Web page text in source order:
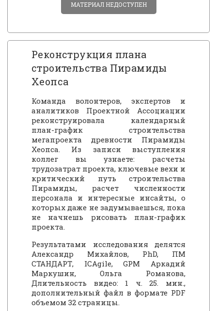
МАТЕРИАЛ НЕДОСТУПЕН
Реконструкция плана
строительства Пирамиды
Хеопса
Команда волонтеров, экспертов и
аналитиков Проектной Ассоциации
реконструировала календарный
план-график строительства
мегапроекта древности Пирамиды
Хеопса. Из записи выступления
коллег вы узнаете: расчеты
трудозатрат проекта, ключевые вехи и
критический путь строительства
Пирамиды, расчет численности
персонала и интересные инсайты, о
которых даже не задумываешься, пока
не начнешь рисовать план-график
проекта.
Результатами исследования делятся
Александр Михайлов, PhD, ПМ
СТАНДАРТ, ICAgile, GPM Аркадий
Маркушин, Ольга Романова,
Длительность видео: 1 ч. 25. мин.,
дополнительный файл в формате PDF
объемом 32 страницы.